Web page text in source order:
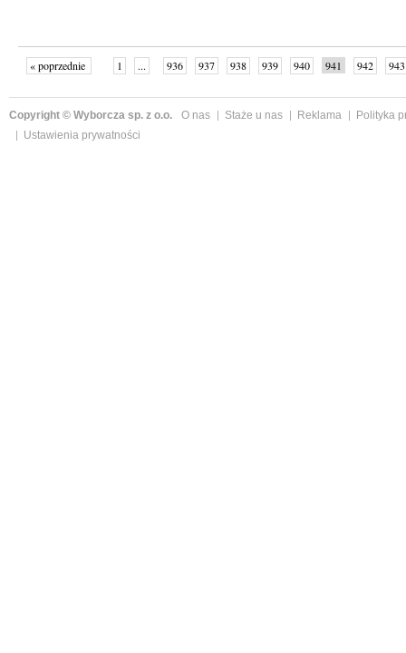
« poprzednie 1 ... 936 937 938 939 940 941 942
943
Copyright © Wyborcza sp. z o.o. O nas Staże u nas Reklama
Polityka
Ustawienia prywatności